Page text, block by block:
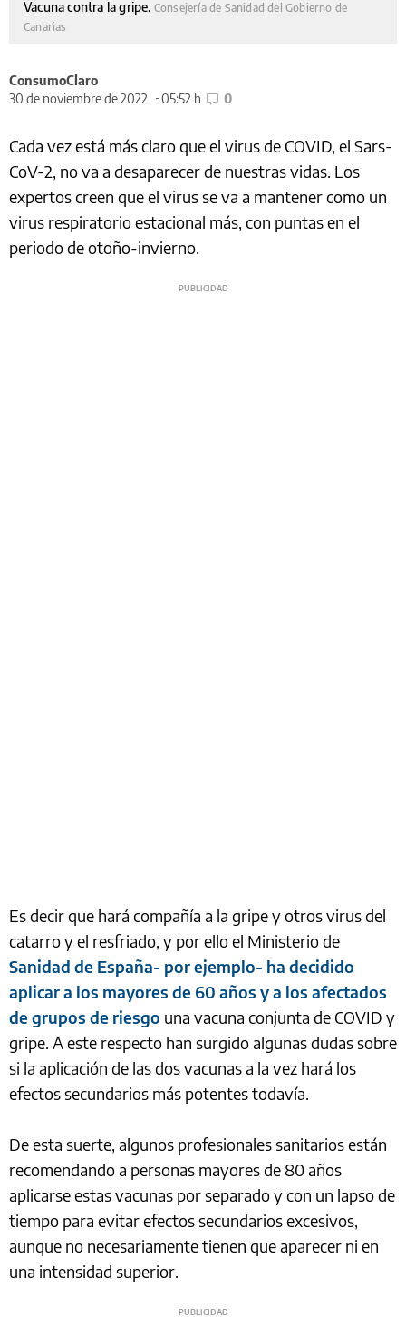
Vacuna contra la gripe. Consejería de Sanidad del Gobierno de
Canarias
ConsumoClaro
30 de noviembre de 2022
05:52 h 0
Cada vez está más claro que el virus de COVID, el Sars-
CoV-2, no va a desaparecer de nuestras vidas. Los
expertos creen que el virus se va a mantener como un
virus respiratorio estacional más, con puntas en el
periodo de otoño-invierno.
Es decir que hará compañía a la gripe y otros virus del
catarro y el resfriado, y por ello el Ministerio de
Sanidad de España- por ejemplo- ha decidido
aplicar a los mayores de 60 años y a los afectados
de grupos de riesgo una vacuna conjunta de COVID y
gripe. A este respecto han surgido algunas dudas sobre
si la aplicación de las dos vacunas a la vez hará los
efectos secundarios más potentes todavía.
De esta suerte, algunos profesionales sanitarios están
recomendando a personas mayores de 80 años
aplicarse estas vacunas por separado y con un lapso de
tiempo para evitar efectos secundarios excesivos,
aunque no necesariamente tienen que aparecer ni en
una intensidad superior.